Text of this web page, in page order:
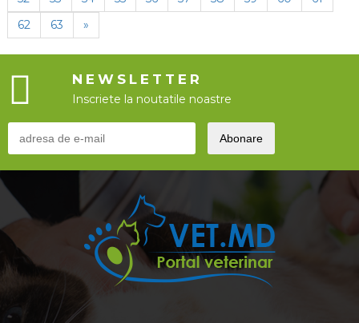
62
63 »
NEWSLETTER
Inscriete la noutatile noastre